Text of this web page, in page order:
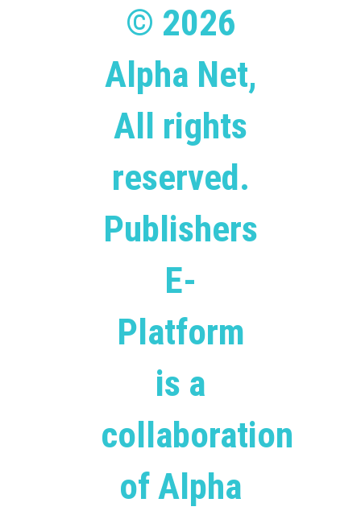
© 2026
Alpha Net,
All rights
reserved.
Publishers
E-
Platform
is a
collaboration
of Alpha